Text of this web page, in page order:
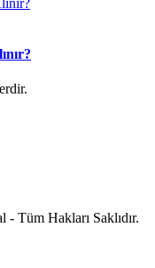
Tüm Hakları Saklıdır.